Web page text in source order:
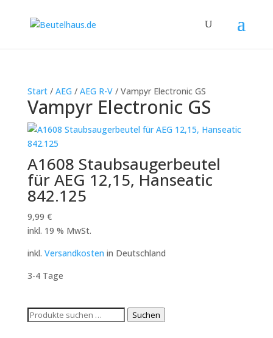
Start/ AEG / AEG R-V/ Vampyr Electronic GS
Vampyr Electronic GS
A1608 Staubsaugerbeutel
für AEG 12,15, Hanseatic
842.125
9,99 €
inkl. 19 % MwSt.
inkl. Versandkosten in Deutschland
3-4 Tage
Suchen
Suchen